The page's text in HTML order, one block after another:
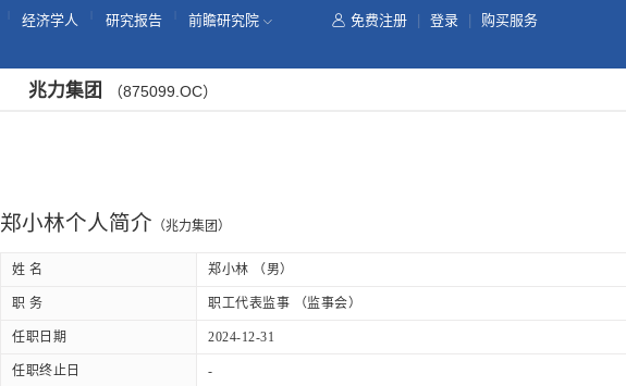
经济学人 研究报告 前瞻研究院 免费注册 登录 购买服务
兆力集团 （875099.OC）
郑小林个人简介 （兆力集团）
姓 名 郑小林 （男）
职 务 职工代表监事 （监事会）
任职日期 2024-12-31
任职终止日 -